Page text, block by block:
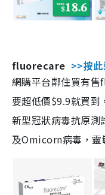
fluorecare >>按
網購平台鄰住買有
要超低價$9.9就買到
新型冠狀病毒抗原
及Omicorn病毒，靈